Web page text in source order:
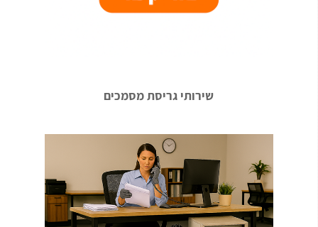
שירותי גריסת מסמכים